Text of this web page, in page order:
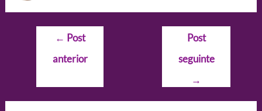
Navegação
Post
← Post
anterior
Post
seguinte
→